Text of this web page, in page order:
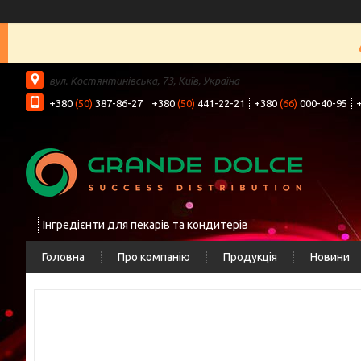
вул. Костянтинівська, 73, Київ, Україна
+380 (50) 387-86-27 +380 (50) 441-22-21 +380 (66) 000-40-95
Інгредієнти для пекарів та кондитерів
Головна Про компанію Продукція Новини